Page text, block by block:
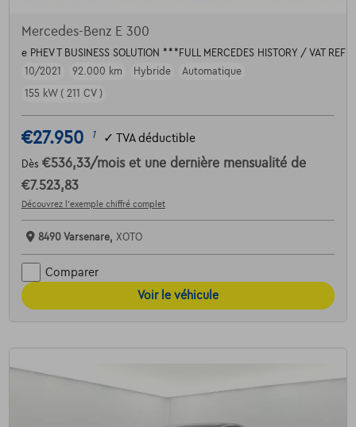
Mercedes-Benz E 300
e PHEV T BUSINESS SOLUTION ***FULL MERCEDES HISTORY / VAT
10/2021
92.000 km Hybride
Automatique
155 kW ( 211 CV )
€27.950 1 ✓ TVA déductible
Dès €536,33/mois et une dernière mensualité de
€7.523,83
Découvrez l’exemple chiffré complet
8490 Varsenare, XOTO
Comparer
Voir le véhicule